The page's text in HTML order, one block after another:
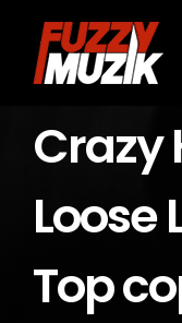
content
Crazy
Loose
Top